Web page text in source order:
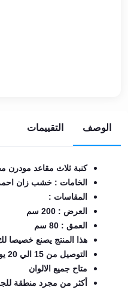
EN
تسجيل
الدخول
اشترك
الآن
الوصف التقييمات
كنبة ثلاث مقاعد
الخامات : خشب زان
المقاسات :
العرض : 200 سم
العمق : 80 سم
هذا المنتج يصنع
التوصيل من 15 الي 20 يوم عمل
متاح جميع الالوان
أكثر من مجرد منطقة